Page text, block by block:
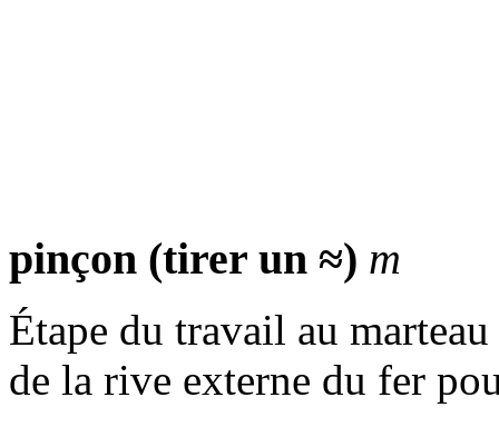
pinçon (tirer un ≈) m
Étape du travail au
de la rive externe du fer